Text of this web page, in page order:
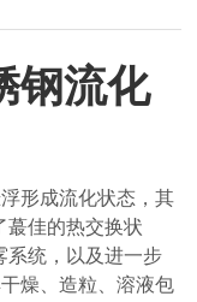
钢流化
形成流化状态，其
蕞佳的热交换状
系统，以及进一步
燥、造粒、溶液包